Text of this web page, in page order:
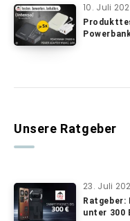
10. Juli
Unsere Ratgeber
23. Juli
Ratgeber:
unter 300